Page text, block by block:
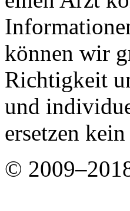
können wir
Richtigkeit
und
ersetzen
©